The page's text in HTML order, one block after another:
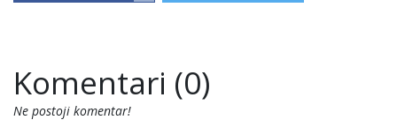
Komentari (0)
Ne postoji komentar!